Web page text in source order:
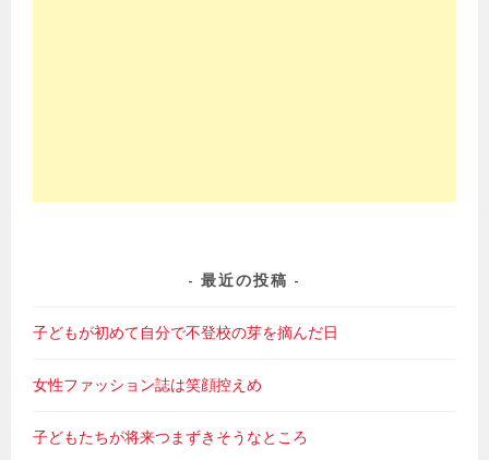
最近の投稿
子どもが初めて自分で不登校の芽を摘んだ日
女性ファッション誌は笑顔控えめ
子どもたちが将来つまずきそうなところ